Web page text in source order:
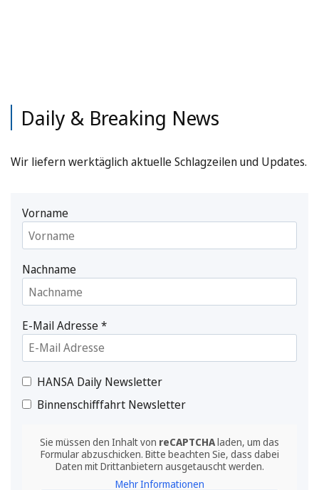
Daily & Breaking News
Wir liefern werktäglich aktuelle Schlagzeilen und Updates.
Vorname
Nachname
E-Mail Adresse*
HANSA Daily Newsletter
Binnenschifffahrt Newsletter
Sie müssen den Inhalt von reCAPTCHAladen, um das
Formular abzuschicken. Bitte beachten Sie, dass dabei
Daten mit Drittanbietern ausgetauscht werden.
Mehr Informationen